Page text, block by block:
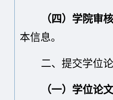
（四）学院审
本信息。
二、提交学位
（一）学位论